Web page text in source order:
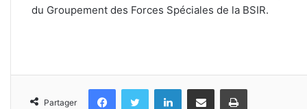
du Groupement des Forces Spéciales de la BSIR.
Partager
FacebookTwitter LinkedinPartager par email Imprimer